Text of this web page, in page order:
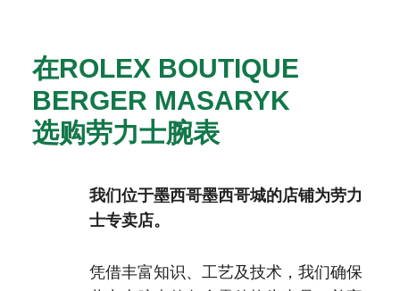
在‭ROLEX BOUTIQUE
BERGER MASARYK‬
选购劳力士腕表
我们位于墨西哥墨西哥城的店铺为劳力
士专卖店。
凭借丰富知识、工艺及技术，我们确保